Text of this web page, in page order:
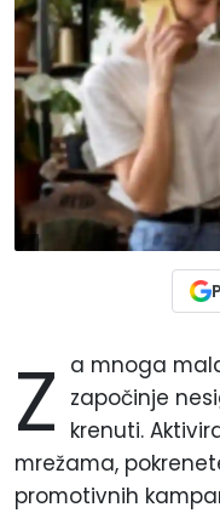
Z a mnoga
započinje
krenuti.
mrežama,
promotivnih